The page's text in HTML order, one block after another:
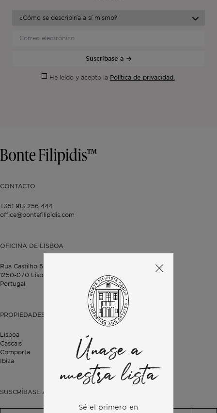
Suscríbase a
He leído y acepto la Política de privacidad.
CONTACTO
+351 913 256 444
office@bontefilipidis.com
OFICINA DE LISBOA
Rua Castilho 57,
1250-070 Lisboa,
Portugal
PROPIEDADES
Lisboa
Cascais
Comporta
Ibiza
SUSCRÍBASE A NUESTRO BOLETÍN
Únase a
nuestra lista
Sé el primero en